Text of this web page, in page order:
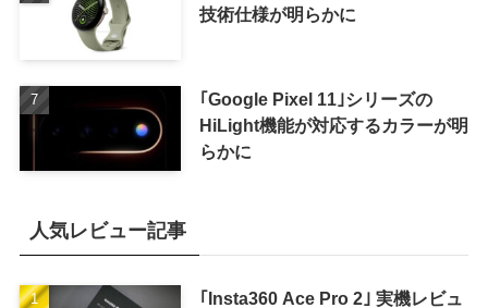
技術仕様が明らかに
｢Google Pixel 11｣シリーズの
HiLight機能が対応するカラーが明
らかに
人気レビュー記事
｢Insta360 Ace Pro 2｣ 実機レビュ